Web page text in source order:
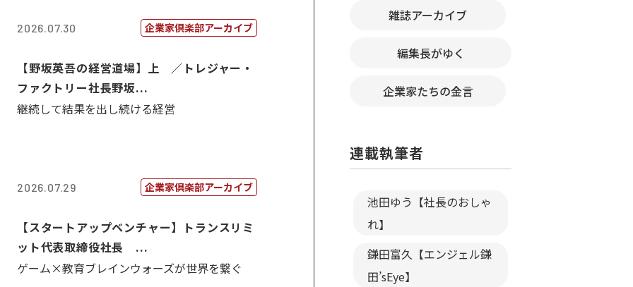
2026.07.30 企業家倶楽部アーカイブ
【野坂英吾の経営道場】上 ／トレジャー・
ファクトリー社長野坂...
継続して結果を出し続ける経営
2026.07.29 企業家倶楽部アーカイブ
【スタートアップベンチャー】トランスリミ
ット代表取締役社長 ...
ゲーム×教育ブレインウォーズが世界を繋ぐ
雑誌アーカイブ
編集長がゆく
企業家たちの金言
連載執筆者
池田ゆう【社長のおしゃ
れ】
鎌田富久【エンジェル鎌
田’sEye】